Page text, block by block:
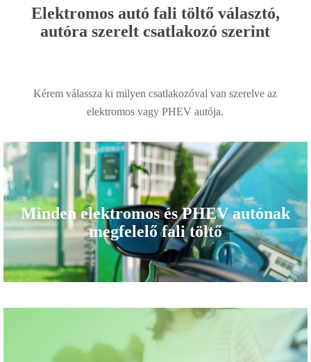
Elektromos autó fali töltő választó,
autóra szerelt csatlakozó szerint
Kérem válassza ki milyen csatlakozóval van szerelve az
elektromos vagy PHEV autója.
Minden elektromos és PHEV autónak
megfelelő fali töltő
Type